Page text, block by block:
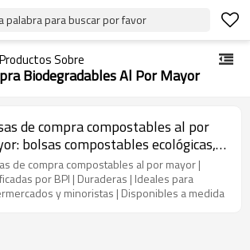
palabra para buscar por favor
Productos Sobre
Biodegradables Al Por Mayor
de compra compostables al por
bolsas compostables ecológicas,
y personalizables con
BPI para supermercados y
disponibles en todo el mundo
de compra compostables al por mayor |
por BPI | Duraderas | Ideales para
y minoristas | Disponibles a medida